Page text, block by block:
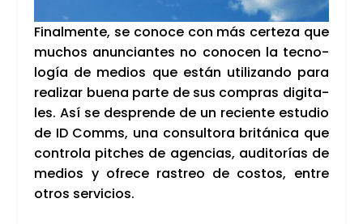
Final­men­te, se cono­ce con más cer­te­za que
muchos anun­cian­tes no cono­cen la tec­no­
lo­gía de medios que están uti­li­zan­do para
rea­li­zar bue­na par­te de sus com­pras digi­ta­
les. Así se des­pren­de de un recien­te estu­dio
de ID Comms, una con­sul­to­ra bri­tá­ni­ca que
con­tro­la pit­ches de agen­cias, audi­to­rías de
medios y ofre­ce ras­treo de cos­tos, entre
otros ser­vi­cios.